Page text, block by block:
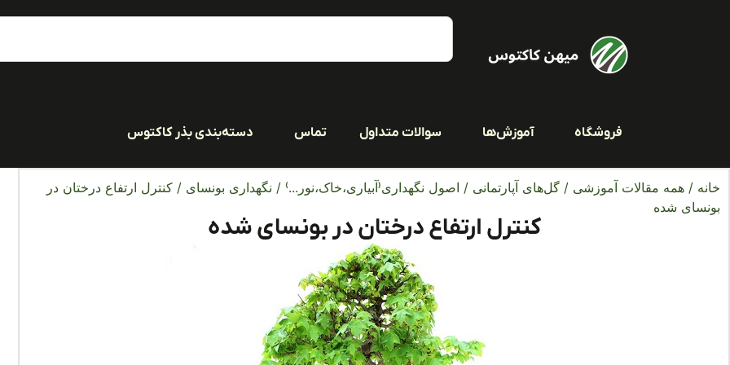
فروشگاه آموزش‌ها سوالات متداول تماس دسته‌بندی بذر کاکتوس
خانه / همه مقالات آموزشی / گل‌های آپارتمانی / اصول نگهداری(آبیاری،خاک،نور...) / نگهداری بونسای / کنترل ارتفاع درختان در
بونسای شده
کنترل ارتفاع درختان در بونسای شده